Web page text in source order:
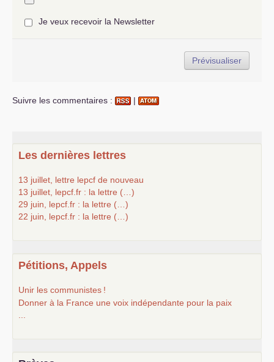
Je veux recevoir la Newsletter
Suivre les commentaires : |
Les dernières lettres
13 juillet, lettre lepcf de nouveau
13 juillet, lepcf.fr : la lettre (…)
29 juin, lepcf.fr : la lettre (…)
22 juin, lepcf.fr : la lettre (…)
Pétitions, Appels
Unir les communistes !
Donner à la France une voix indépendante pour la paix